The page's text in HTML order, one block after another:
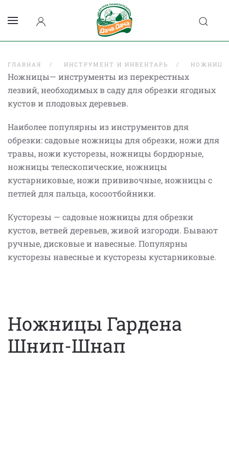
ГЛАВНАЯ ИНСТРУМЕНТ И ИНВЕНТАРЬ НОЖНИЦЫ
Ножницы— инструменты из перекрестных
лезвий, необходимых в саду для обрезки ягодных
кустов и плодовых деревьев.
Наиболее популярны из инструментов для
обрезки: садовые ножницы для обрезки, ножи для
травы, ножи кусторезы, ножницы бордюрные,
ножницы телескопические, ножницы
кустарниковые, ножи прививочные, ножницы с
петлей для пальца, косоотбойники.
Кусторезы — садовые ножницы для обрезки
кустов, ветвей деревьев, живой изгороди. Бывают
ручные, дисковые и навесные. Популярны
кусторезы навесные и кусторезы кустарниковые.
Ножницы Гардена
Шнип-Шнап